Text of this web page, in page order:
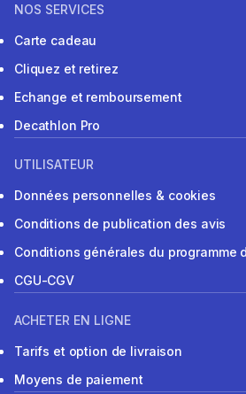
NOS SERVICES
Carte cadeau
Cliquez et retirez
Echange et remboursement
Decathlon Pro
UTILISATEUR
Données personnelles & cookies
Conditions de publication des avis
Conditions générales du programme
CGU-CGV
ACHETER EN LIGNE
Tarifs et option de livraison
Moyens de paiement